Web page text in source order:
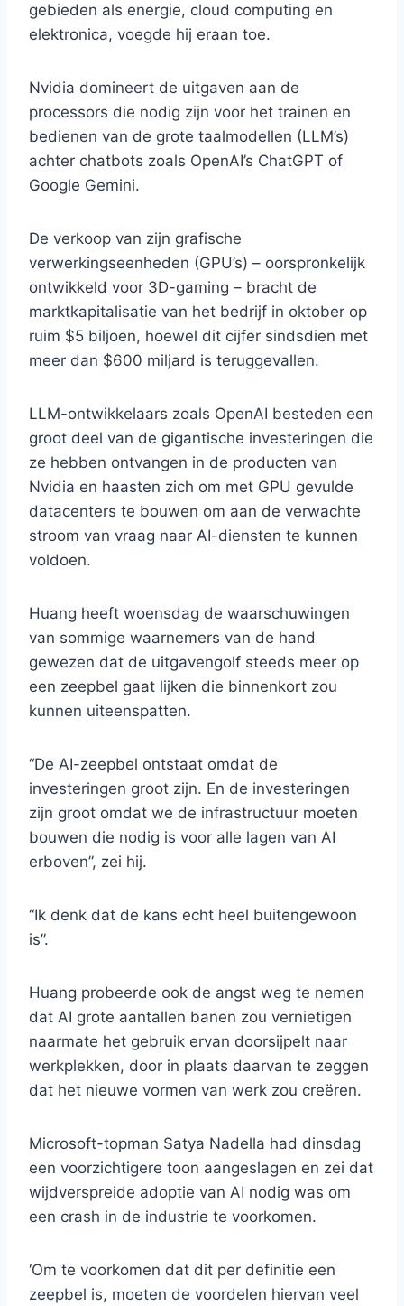
gebieden als energie, cloud computing en
elektronica, voegde hij eraan toe.
Nvidia domineert de uitgaven aan de
processors die nodig zijn voor het trainen en
bedienen van de grote taalmodellen (LLM’s)
achter chatbots zoals OpenAI’s ChatGPT of
Google Gemini.
De verkoop van zijn grafische
verwerkingseenheden (GPU’s) – oorspronkelijk
ontwikkeld voor 3D-gaming – bracht de
marktkapitalisatie van het bedrijf in oktober op
ruim $5 biljoen, hoewel dit cijfer sindsdien met
meer dan $600 miljard is teruggevallen.
LLM-ontwikkelaars zoals OpenAI besteden een
groot deel van de gigantische investeringen die
ze hebben ontvangen in de producten van
Nvidia en haasten zich om met GPU gevulde
datacenters te bouwen om aan de verwachte
stroom van vraag naar AI-diensten te kunnen
voldoen.
Huang heeft woensdag de waarschuwingen
van sommige waarnemers van de hand
gewezen dat de uitgavengolf steeds meer op
een zeepbel gaat lijken die binnenkort zou
kunnen uiteenspatten.
“De AI-zeepbel ontstaat omdat de
investeringen groot zijn. En de investeringen
zijn groot omdat we de infrastructuur moeten
bouwen die nodig is voor alle lagen van AI
erboven”, zei hij.
“Ik denk dat de kans echt heel buitengewoon
is”.
Huang probeerde ook de angst weg te nemen
dat AI grote aantallen banen zou vernietigen
naarmate het gebruik ervan doorsijpelt naar
werkplekken, door in plaats daarvan te zeggen
dat het nieuwe vormen van werk zou creëren.
Microsoft-topman Satya Nadella had dinsdag
een voorzichtigere toon aangeslagen en zei dat
wijdverspreide adoptie van AI nodig was om
een ​​crash in de industrie te voorkomen.
‘Om te voorkomen dat dit per definitie een
zeepbel is, moeten de voordelen hiervan veel